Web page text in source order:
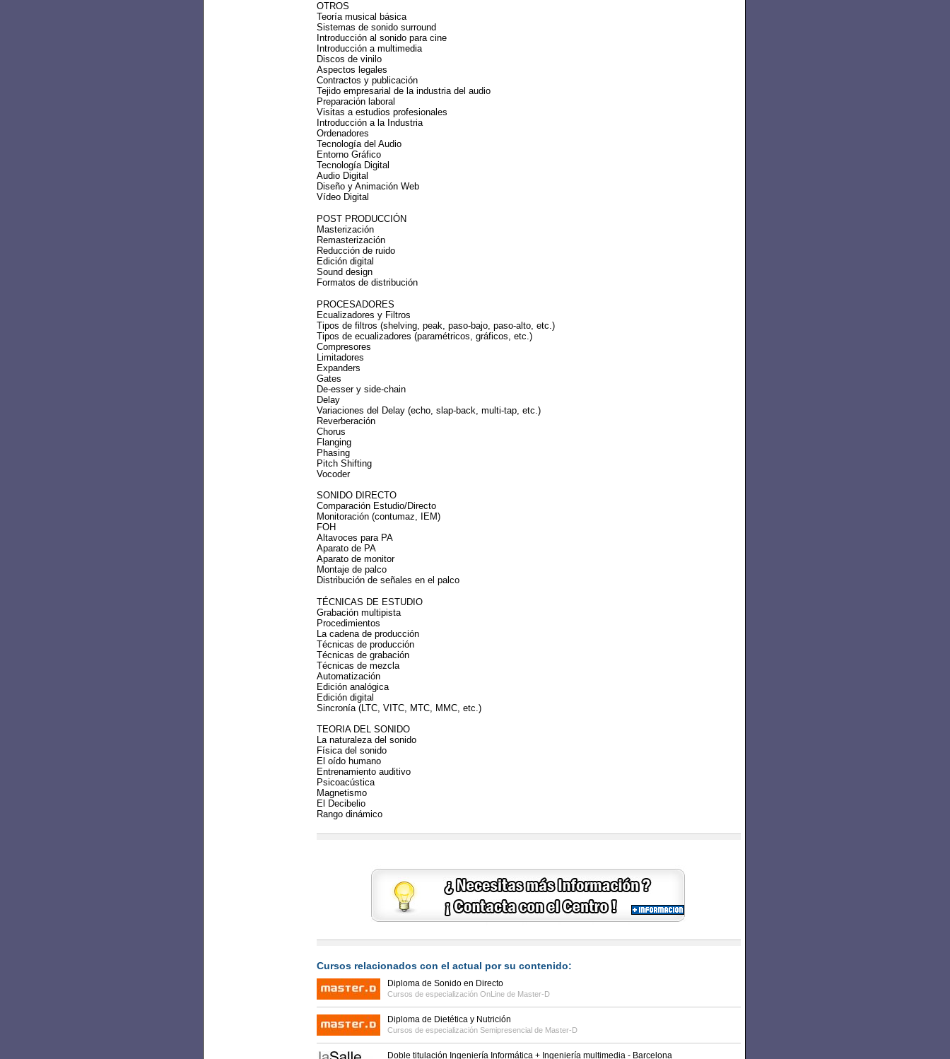
OTROS
Teoría musical básica
Sistemas de sonido surround
Introducción al sonido para cine
Introducción a multimedia
Discos de vinilo
Aspectos legales
Contractos y publicación
Tejido empresarial de la industria del audio
Preparación laboral
Visitas a estudios profesionales
Introducción a la Industria
Ordenadores
Tecnología del Audio
Entorno Gráfico
Tecnología Digital
Audio Digital
Diseño y Animación Web
Vídeo Digital
POST PRODUCCIÓN
Masterización
Remasterización
Reducción de ruido
Edición digital
Sound design
Formatos de distribución
PROCESADORES
Ecualizadores y Filtros
Tipos de filtros (shelving, peak, paso-bajo, paso-alto, etc.)
Tipos de ecualizadores (paramétricos, gráficos, etc.)
Compresores
Limitadores
Expanders
Gates
De-esser y side-chain
Delay
Variaciones del Delay (echo, slap-back, multi-tap, etc.)
Reverberación
Chorus
Flanging
Phasing
Pitch Shifting
Vocoder
SONIDO DIRECTO
Comparación Estudio/Directo
Monitoración (contumaz, IEM)
FOH
Altavoces para PA
Aparato de PA
Aparato de monitor
Montaje de palco
Distribución de señales en el palco
TÉCNICAS DE ESTUDIO
Grabación multipista
Procedimientos
La cadena de producción
Técnicas de producción
Técnicas de grabación
Técnicas de mezcla
Automatización
Edición analógica
Edición digital
Sincronía (LTC, VITC, MTC, MMC, etc.)
TEORIA DEL SONIDO
La naturaleza del sonido
Física del sonido
El oído humano
Entrenamiento auditivo
Psicoacústica
Magnetismo
El Decibelio
Rango dinámico
Cursos relacionados con el actual por su contenido:
Diploma de Sonido en Directo
Cursos de especialización OnLine de Master-D
Diploma de Dietética y Nutrición
Cursos de especialización Semipresencial de Master-D
Doble titulación Ingeniería Informática + Ingeniería multimedia - Barcelona